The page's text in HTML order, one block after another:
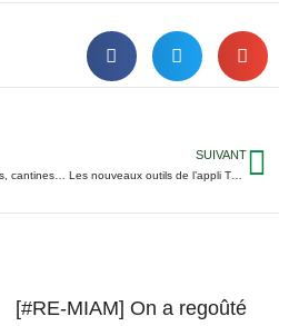
SUIVANT
[#RE-MIAM] On a regoûté